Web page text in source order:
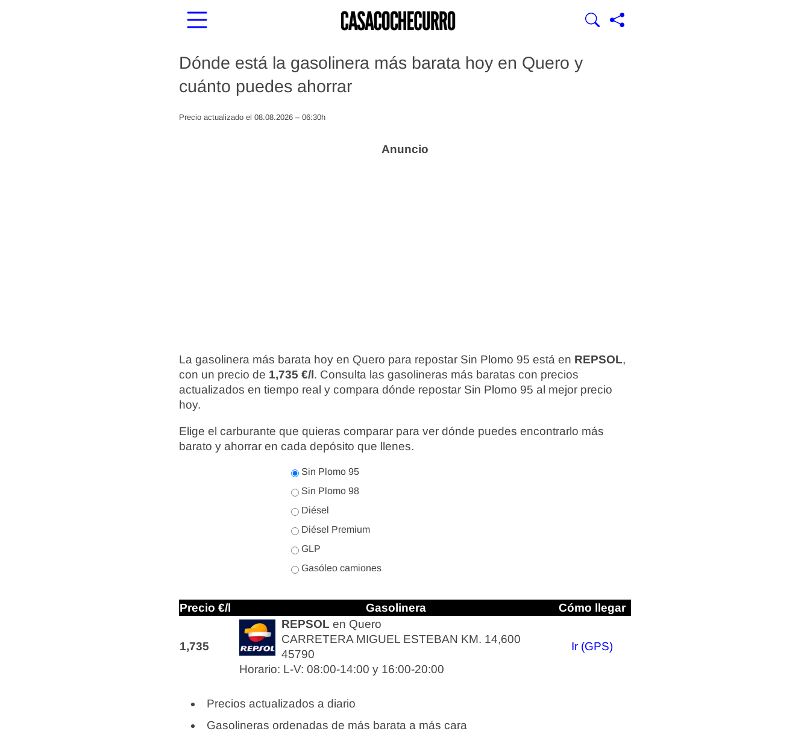
Dónde está la gasolinera más barata hoy en Quero y
cuánto puedes ahorrar
Precio actualizado el 08.08.2026 – 06:30h
La gasolinera más barata hoy en Quero para repostar Sin Plomo 95 está en REPSOL,
con un precio de 1,735 €/l. Consulta las gasolineras más baratas con precios
actualizados en tiempo real y compara dónde repostar Sin Plomo 95 al mejor precio
hoy.
Elige el carburante que quieras comparar para ver dónde puedes encontrarlo más
barato y ahorrar en cada depósito que llenes.
Sin Plomo 95
Sin Plomo 98
Diésel
Diésel Premium
GLP
Gasóleo camiones
Precio €/l Gasolinera Cómo llegar
1,735
REPSOL en Quero
CARRETERA MIGUEL ESTEBAN KM. 14,600
45790
Horario: L-V: 08:00-14:00 y 16:00-20:00
Ir (GPS)
Precios actualizados a diario
Gasolineras ordenadas de más barata a más cara